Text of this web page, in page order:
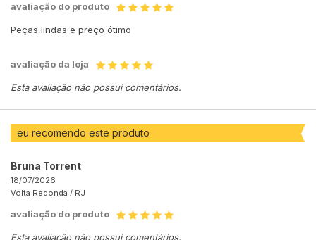
avaliação do produto
Peças lindas e preço ótimo
avaliação da loja
Esta avaliação não possui comentários.
eu recomendo este produto
Bruna Torrent
18/07/2026
Volta Redonda / RJ
avaliação do produto
Esta avaliação não possui comentários.